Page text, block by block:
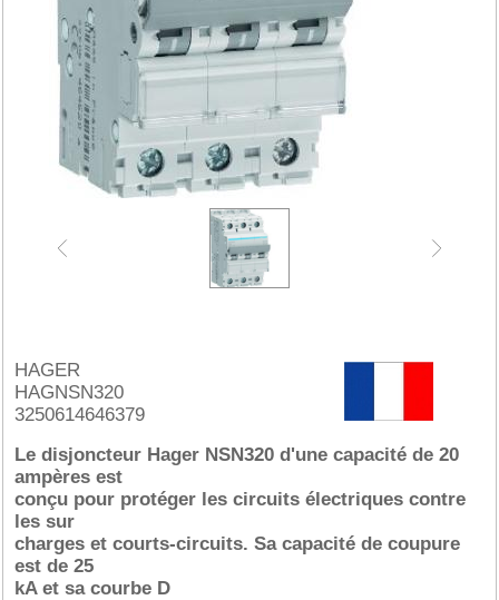
HAGER
HAGNSN320
3250614646379
Le disjoncteur Hager NSN320 d'une capacité de 20
ampères est
conçu pour protéger les circuits électriques contre
les sur
charges et courts-circuits. Sa capacité de coupure
est de 25
kA et sa courbe D